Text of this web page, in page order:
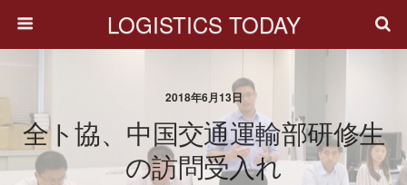
LOGISTICS TODAY
2018年6月13日
全ト協、中国交通運輸部研修生
の訪問受入れ